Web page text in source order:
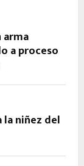
arma
a proceso
niñez del